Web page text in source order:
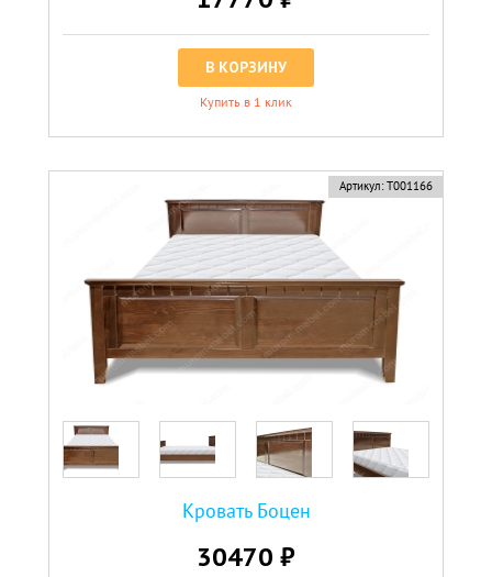
В КОРЗИНУ
Купить в 1 клик
Артикул: Т001166
Кровать Боцен
30470 ₽